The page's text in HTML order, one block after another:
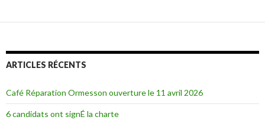
ARTICLES RÉCENTS
Café Réparation Ormesson ouverture le 11 avril 2026
6 candidats ont signÉ la charte